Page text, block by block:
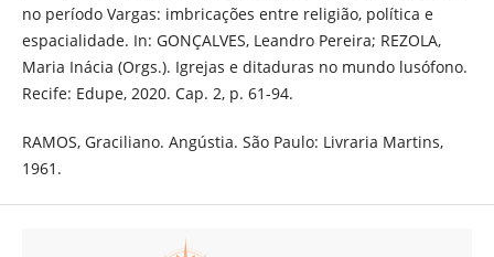
no período Vargas: imbricações entre religião, política e
espacialidade. In: GONÇALVES, Leandro Pereira; REZOLA,
Maria Inácia (Orgs.). Igrejas e ditaduras no mundo lusófono.
Recife: Edupe, 2020. Cap. 2, p. 61-94.
RAMOS, Graciliano. Angústia. São Paulo: Livraria Martins,
1961.